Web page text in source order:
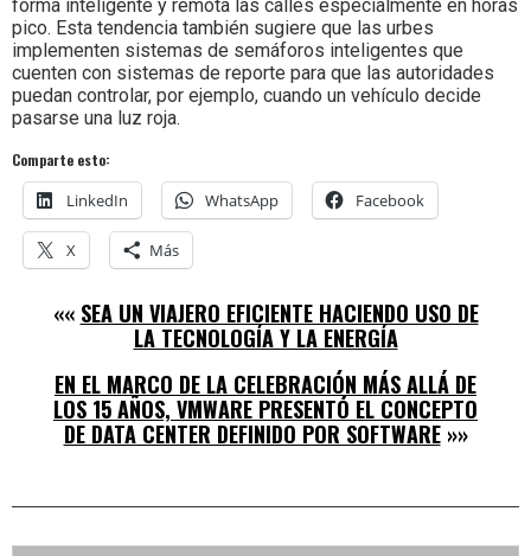
forma inteligente y remota las calles especialmente en horas
pico. Esta tendencia también sugiere que las urbes
implementen sistemas de semáforos inteligentes que
cuenten con sistemas de reporte para que las autoridades
puedan controlar, por ejemplo, cuando un vehículo decide
pasarse una luz roja.
Comparte esto:
LinkedIn WhatsApp Facebook
X Más
«« SEA UN VIAJERO EFICIENTE HACIENDO USO DE
LA TECNOLOGÍA Y LA ENERGÍA
EN EL MARCO DE LA CELEBRACIÓN MÁS ALLÁ DE
LOS 15 AÑOS, VMWARE PRESENTÓ EL CONCEPTO
DE DATA CENTER DEFINIDO POR SOFTWARE»»